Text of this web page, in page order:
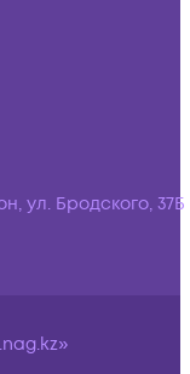
ул. Бродского, 37Б